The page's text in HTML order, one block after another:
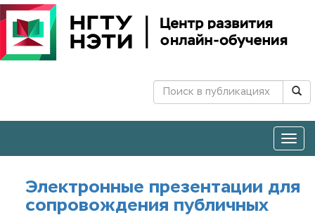
Электронные презентации для
сопровождения публичных